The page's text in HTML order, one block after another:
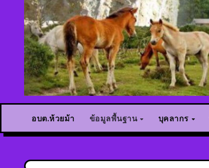
อบต.ห้วยม้า ข้อมูลพื้นฐาน บุคลากร